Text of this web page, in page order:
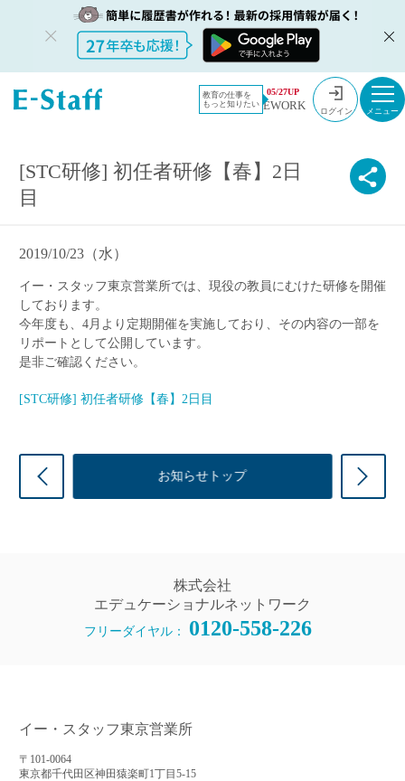
教育の仕事を
もっと知りたい
05/27UP
EWORK ログイン
教員採用情報のイー・スタッフ TOP
2019
[STC研修] 初任者研修【春】2日目
[STC研修] 初任者研修【春】2日
目
2019/10/23（水）
イー・スタッフ東京営業所では、現役の教員にむけた研修を開催
しております。
今年度も、4月より定期開催を実施しており、その内容の一部を
リポートとして公開しています。
是非ご確認ください。
[STC研修] 初任者研修【春】2日目
お知らせトップ
株式会社
エデュケーショナルネットワーク
フリーダイヤル： 0120-558-226
イー・スタッフ東京営業所
〒101-0064
東京都千代田区神田猿楽町1丁目5-15